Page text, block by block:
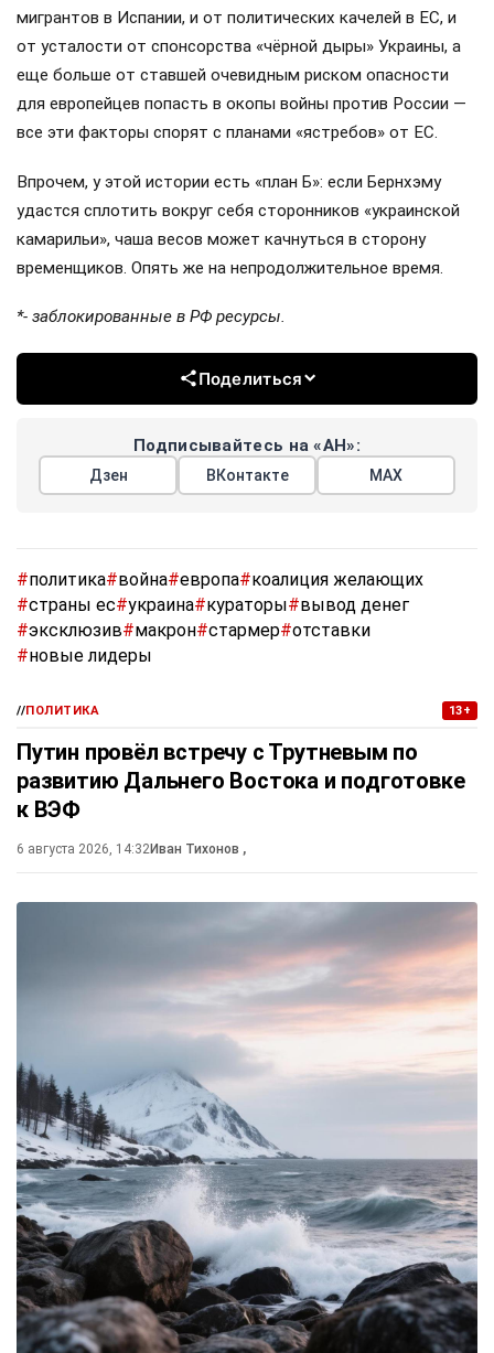
мигрантов в Испании, и от политических качелей в ЕС, и
от усталости от спонсорства «чёрной дыры» Украины, а
еще больше от ставшей очевидным риском опасности
для европейцев попасть в окопы войны против России —
все эти факторы спорят с планами «ястребов» от ЕС.
Впрочем, у этой истории есть «план Б»: если Бернхэму
удастся сплотить вокруг себя сторонников «украинской
камарильи», чаша весов может качнуться в сторону
временщиков. Опять же на непродолжительное время.
*- заблокированные в РФ ресурсы.
Поделиться
Подписывайтесь на «АН»:
Дзен ВКонтакте МАХ
#политика#война#европа#коалиция желающих
#страны ес#украина#кураторы#вывод денег
#эксклюзив#макрон#стармер#отставки
#новые лидеры
//ПОЛИТИКА 13+
Путин провёл встречу с Трутневым по
развитию Дальнего Востока и подготовке
к ВЭФ
6 августа 2026, 14:32Иван Тихонов ,